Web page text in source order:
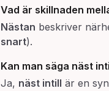
Vad är skillnaden
Nästan beskriver
snart).
Kan man säga näst
Ja, näst intill är en